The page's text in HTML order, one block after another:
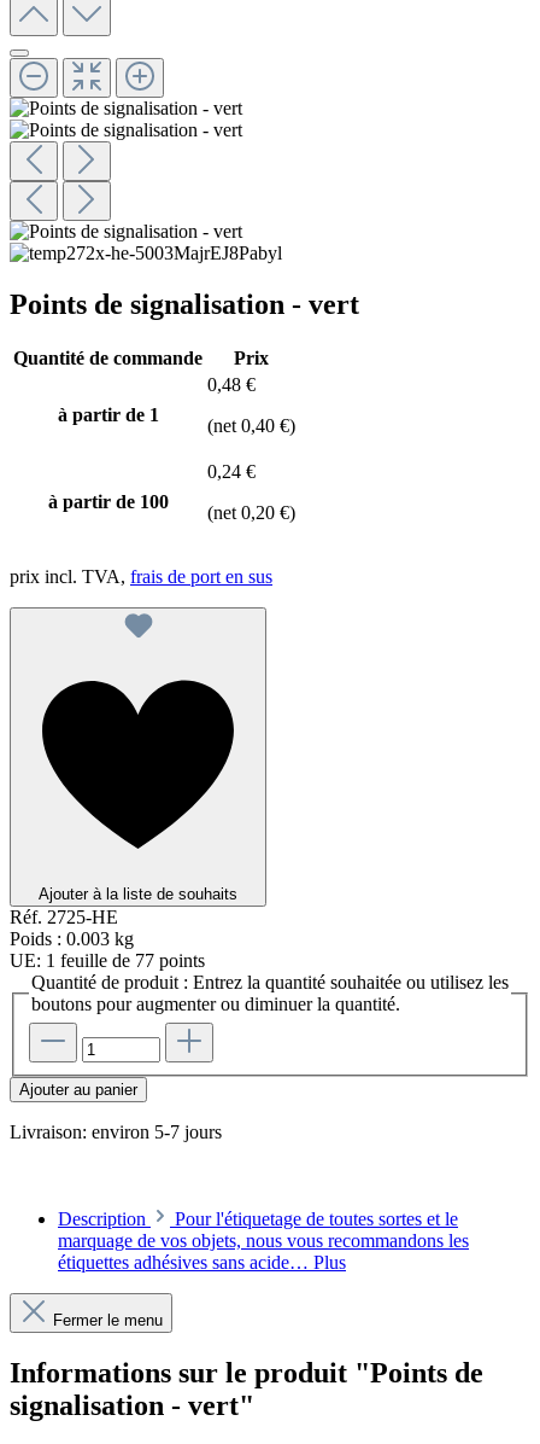
Points de signalisation - vert
Quantité de commande Prix
à partir de 1
0,48 €
(net 0,40 €)
à partir de 100
0,24 €
(net 0,20 €)
prix incl. TVA, frais de port en sus
Ajouter à la liste de souhaits
Réf. 2725-HE
Poids : 0.003 kg
UE: 1 feuille de 77 points
Quantité de produit : Entrez la quantité souhaitée ou utilisez les
boutons pour augmenter ou diminuer la quantité.
Ajouter au panier
Livraison: environ 5-7 jours
Description
Pour l'étiquetage de toutes sortes et le
marquage de vos objets, nous vous recommandons les
étiquettes adhésives sans acide… Plus
Fermer le menu
Informations sur le produit "Points de
signalisation - vert"